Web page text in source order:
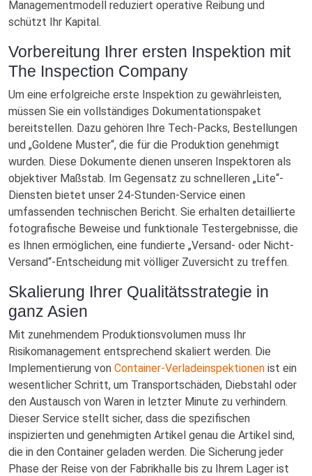
Managementmodell reduziert operative Reibung und
schützt Ihr Kapital.
Vorbereitung Ihrer ersten Inspektion mit
The Inspection Company
Um eine erfolgreiche erste Inspektion zu gewährleisten,
müssen Sie ein vollständiges Dokumentationspaket
bereitstellen. Dazu gehören Ihre Tech-Packs, Bestellungen
und „Goldene Muster“, die für die Produktion genehmigt
wurden. Diese Dokumente dienen unseren Inspektoren als
objektiver Maßstab. Im Gegensatz zu schnelleren „Lite“-
Diensten bietet unser 24-Stunden-Service einen
umfassenden technischen Bericht. Sie erhalten detaillierte
fotografische Beweise und funktionale Testergebnisse, die
es Ihnen ermöglichen, eine fundierte „Versand- oder Nicht-
Versand“-Entscheidung mit völliger Zuversicht zu treffen.
Skalierung Ihrer Qualitätsstrategie in
ganz Asien
Mit zunehmendem Produktionsvolumen muss Ihr
Risikomanagement entsprechend skaliert werden. Die
Implementierung von Container-Verladeinspektionen ist ein
wesentlicher Schritt, um Transportschäden, Diebstahl oder
den Austausch von Waren in letzter Minute zu verhindern.
Dieser Service stellt sicher, dass die spezifischen
inspizierten und genehmigten Artikel genau die Artikel sind,
die in den Container geladen werden. Die Sicherung jeder
Phase der Reise von der Fabrikhalle bis zu Ihrem Lager ist